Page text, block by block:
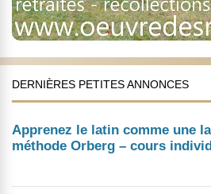
DERNIÈRES PETITES ANNONCES
Apprenez le latin comme une
méthode Orberg – cours